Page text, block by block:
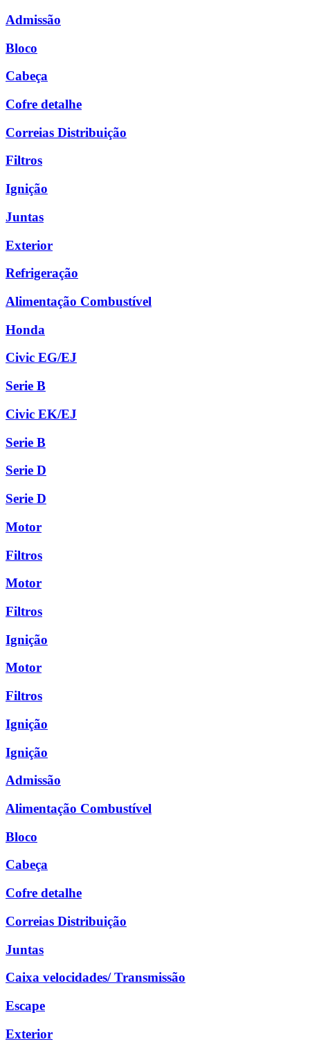
Admissão
Bloco
Cabeça
Cofre detalhe
Correias Distribuição
Filtros
Ignição
Juntas
Exterior
Refrigeração
Alimentação Combustível
Honda
Civic EG/EJ
Serie B
Civic EK/EJ
Serie B
Serie D
Serie D
Motor
Filtros
Motor
Filtros
Ignição
Motor
Filtros
Ignição
Ignição
Admissão
Alimentação Combustível
Bloco
Cabeça
Cofre detalhe
Correias Distribuição
Juntas
Caixa velocidades/ Transmissão
Escape
Exterior